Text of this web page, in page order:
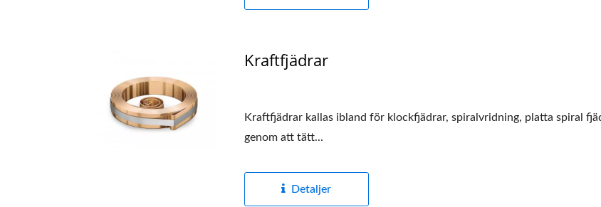
Kraftfjädrar
Kraftfjädrar kallas ibland för klockfjädrar, spiralvridning, platta spiral
genom att tätt...
Detaljer